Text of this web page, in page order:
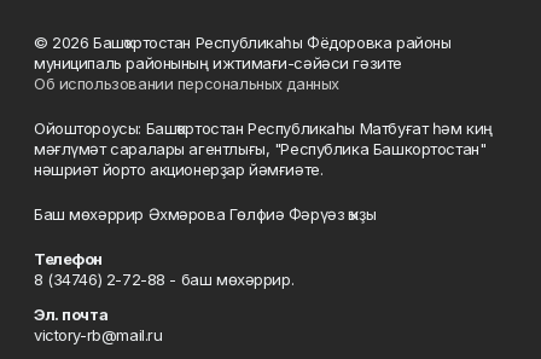
© 2026 Башҡортостан Республикаһы Фёдоровка районы
муниципаль районының ижтимағи-сәйәси гәзите
Об использовании персональных данных
Ойоштороусы: Башҡортостан Республикаһы Матбуғат һәм киң
мәғлүмәт саралары агентлығы, "Республика Башкортостан"
нәшриәт йорто акционерҙар йәмғиәте.
Баш мөхәррир Әхмәрова Гөлфиә Фәрүәз ҡыҙы
Телефон
8 (34746) 2-72-88 - баш мөхәррир.
Эл. почта
victory-rb@mail.ru